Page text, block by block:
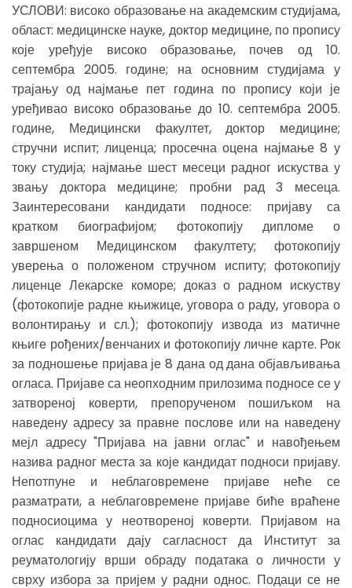
УСЛОВИ: високо образовање на академским студијама,
област: медицинске науке, доктор медицине, по пропису
које уређује високо образовање, почев од 10.
септембра 2005. године; на основним студијама у
трајању од најмање пет година по пропису који је
уређивао високо образовање до 10. септембра 2005.
године, Медицински факултет, доктор медицине;
стручни испит; лиценца; просечна оцена најмање 8 у
току студија; најмање шест месеци радног искуства у
звању доктора медицине; пробни рад 3 месеца.
Заинтересовани кандидати подносе: пријаву са
кратком биографијом; фотокопију дипломе о
завршеном Медицинском факултету; фотокопију
уверења о положеном стручном испиту; фотокопију
лиценце Лекарске коморе; доказ о радном искуству
(фотокопије радне књижице, уговора о раду, уговора о
волонтирању и сл.); фотокопију извода из матичне
књиге рођених/венчаних и фотокопију личне карте. Рок
за подношење пријава је 8 дана од дана објављивања
огласа. Пријаве са неопходним прилозима подносе се у
затвореној коверти, препорученом пошиљком на
наведену адресу за правне послове или на наведену
мејл адресу "Пријава на јавни оглас" и навођењем
назива радног места за које кандидат подноси пријаву.
Непотпуне и неблаговремене пријаве неће се
разматрати, а неблаговремене пријаве биће враћене
подносиоцима у неотвореној коверти. Пријавом на
оглас кандидати дају сагласност да Институт за
реуматологију врши обраду података о личности у
сврху избора за пријем у радни однос. Подаци се не